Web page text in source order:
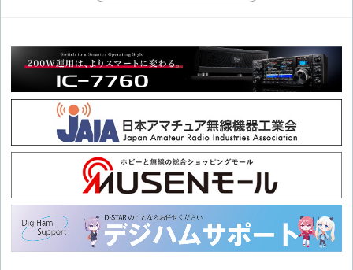
第40回 浦島太郎になって迷っているカムバック組の皆様へ
第39回 浦島太郎になって迷っているカムバック組の皆様へ
第38回 浦島太郎になって迷っているカムバック組の皆様へ
第37回 浦島太郎になって迷っているカムバック組の皆様へ
第36回 浦島太郎になって迷っているカムバック組の皆様へ